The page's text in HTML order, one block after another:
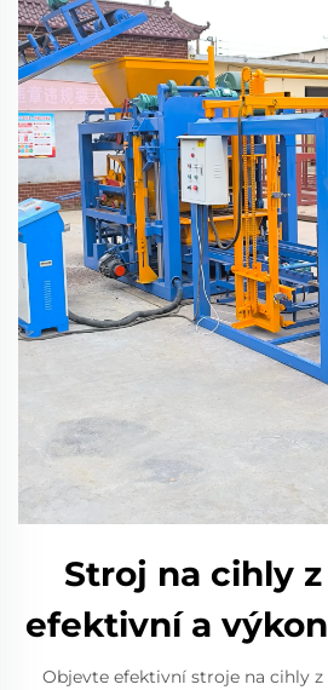
Stroj na cihly
efektivní a
Objevte efektivní stroje na cihly z